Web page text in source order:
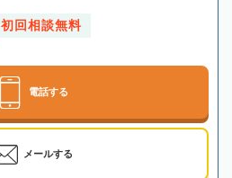
初回相談無料
電話する
メールする